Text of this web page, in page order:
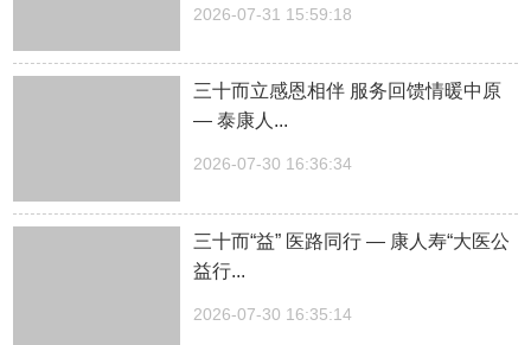
2026-07-31 15:59:18
三十而立感恩相伴 服务回馈情暖中原
— 泰康人...
2026-07-30 16:36:34
三十而“益” 医路同行 — 康人寿“大医公
益行...
2026-07-30 16:35:14